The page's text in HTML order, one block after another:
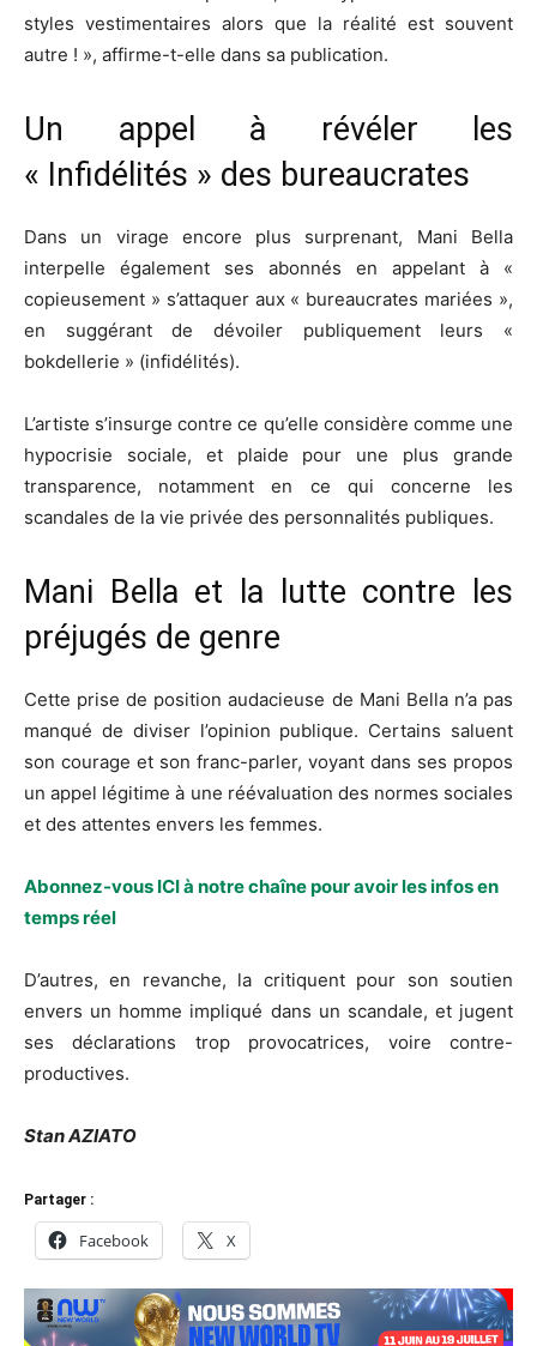
styles vestimentaires alors que la réalité est souvent
autre ! », affirme-t-elle dans sa publication.
Un appel à révéler les
« Infidélités » des bureaucrates
Dans un virage encore plus surprenant, Mani Bella
interpelle également ses abonnés en appelant à «
copieusement » s’attaquer aux « bureaucrates mariées »,
en suggérant de dévoiler publiquement leurs «
bokdellerie » (infidélités).
L’artiste s’insurge contre ce qu’elle considère comme une
hypocrisie sociale, et plaide pour une plus grande
transparence, notamment en ce qui concerne les
scandales de la vie privée des personnalités publiques.
Mani Bella et la lutte contre les
préjugés de genre
Cette prise de position audacieuse de Mani Bella n’a pas
manqué de diviser l’opinion publique. Certains saluent
son courage et son franc-parler, voyant dans ses propos
un appel légitime à une réévaluation des normes sociales
et des attentes envers les femmes.
Abonnez-vous ICI à notre chaîne pour avoir les infos en
temps réel
D’autres, en revanche, la critiquent pour son soutien
envers un homme impliqué dans un scandale, et jugent
ses déclarations trop provocatrices, voire contre-
productives.
Stan AZIATO
Partager :
Facebook X